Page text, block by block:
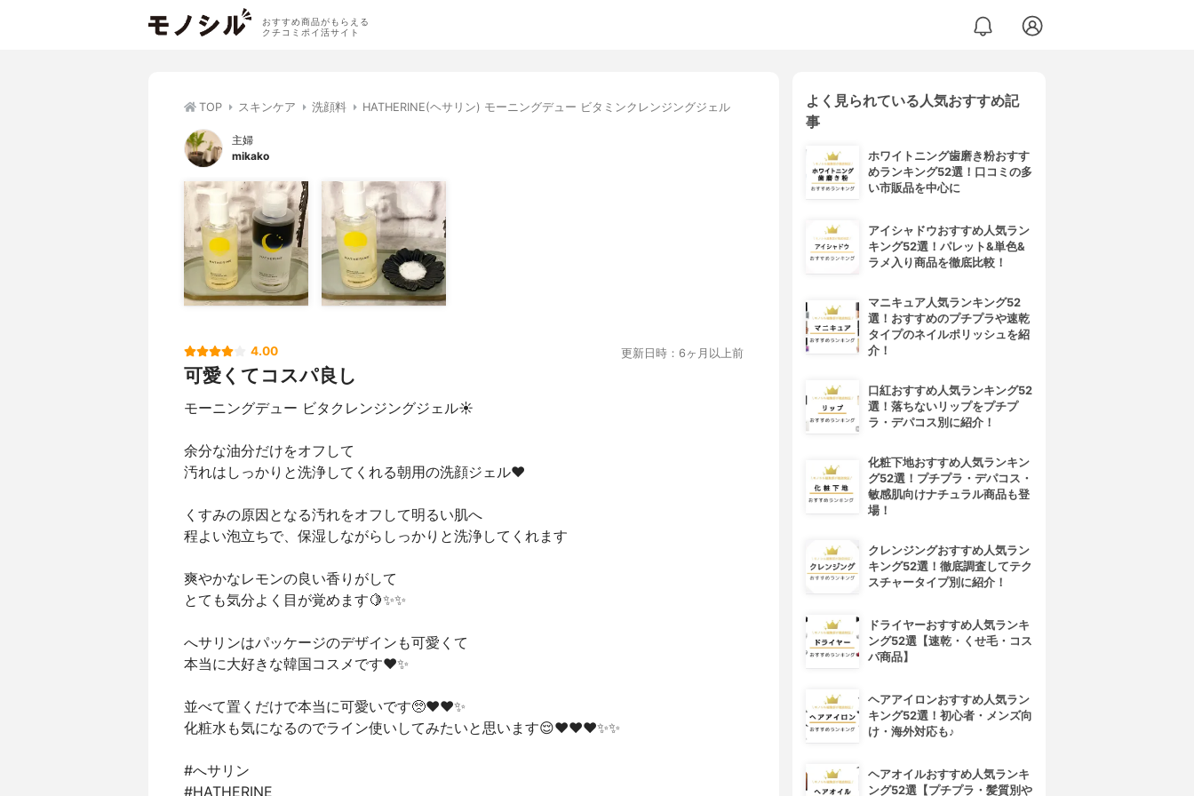
おすすめ商品がもらえる
クチコミポイ活サイト
TOP スキンケア 洗顔料 HATHERINE(ヘサリン) モーニングデュー ビタミンクレンジングジェル
主婦
mikako
4.00 更新日時：6ヶ月以上前
可愛くてコスパ良し
モーニングデュー ビタクレンジングジェル☀️
余分な油分だけをオフして
汚れはしっかりと洗浄してくれる朝用の洗顔ジェル❤️
くすみの原因となる汚れをオフして明るい肌へ
程よい泡立ちで、保湿しながらしっかりと洗浄してくれます
爽やかなレモンの良い香りがして
とても気分よく目が覚めます🍋✨✨
へサリンはパッケージのデザインも可愛くて
本当に大好きな韓国コスメです❤️✨
並べて置くだけで本当に可愛いです🥺❤️❤️✨
化粧水も気になるのでライン使いしてみたいと思います😌❤️❤️❤️✨✨
#へサリン
#HATHERINE
よく見られている人気おすすめ記
事
ホワイトニング歯磨き粉おすす
めランキング52選！口コミの多
い市販品を中心に
アイシャドウおすすめ人気ラン
キング52選！パレット&単色&
ラメ入り商品を徹底比較！
マニキュア人気ランキング52
選！おすすめのプチプラや速乾
タイプのネイルポリッシュを紹
介！
口紅おすすめ人気ランキング52
選！落ちないリップをプチプ
ラ・デパコス別に紹介！
化粧下地おすすめ人気ランキン
グ52選！プチプラ・デパコス・
敏感肌向けナチュラル商品も登
場！
クレンジングおすすめ人気ラン
キング52選！徹底調査してテク
スチャータイプ別に紹介！
ドライヤーおすすめ人気ランキ
ング52選【速乾・くせ毛・コス
パ商品】
ヘアアイロンおすすめ人気ラン
キング52選！初心者・メンズ向
け・海外対応も♪
ヘアオイルおすすめ人気ランキ
ング52選【プチプラ・髪質別や